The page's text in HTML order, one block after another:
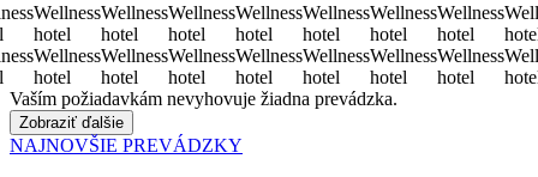
Wellness
hotel
Wellness
hotel
Wellness
hotel
Wellness
hotel
Wellness
hotel
Wellness
hotel
Wellness
hotel
Wellness
hotel
Wellness
hotel
Wellness
hotel
Wellness
hotel
Wellness
hotel
Wellness
hotel
Wellness
hotel
Vaším požiadavkám nevyhovuje žiadna prevádzka.
Zobraziť ďalšie
NAJNOVŠIE PREVÁDZKY